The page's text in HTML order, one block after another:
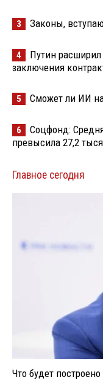
3 Законы,
4
Путин
заключения
5 Сможет ли ИИ
6
Соцфонд:
превысила 27,2
Главное сегодня
Что будет